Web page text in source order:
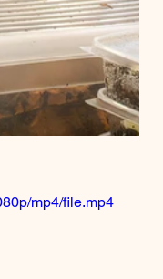
mp4/file.mp4